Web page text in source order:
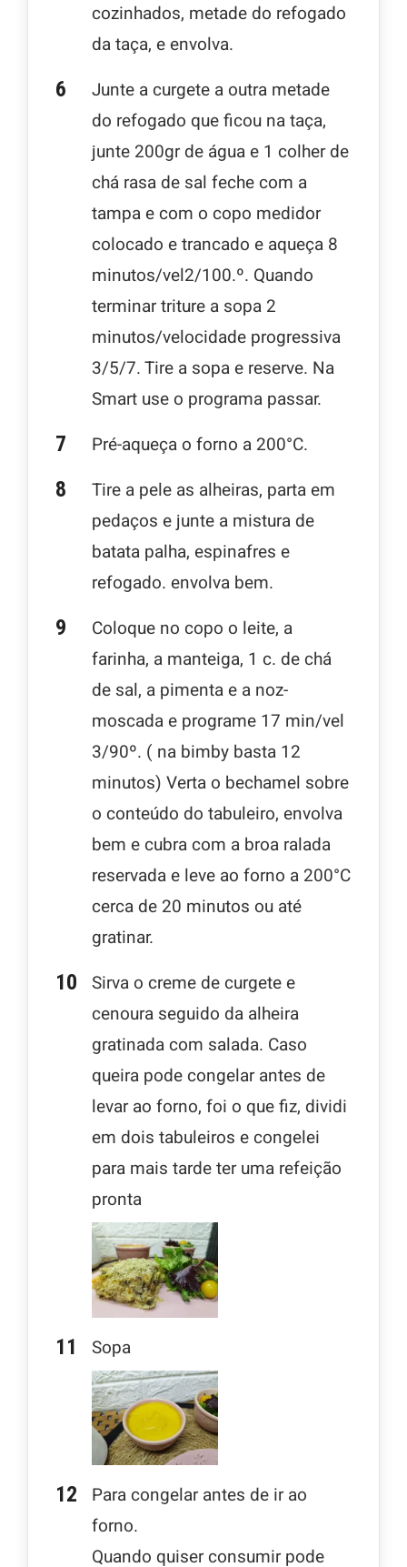
cozinhados, metade do refogado
da taça, e envolva.
Junte a curgete a outra metade
do refogado que ficou na taça,
junte 200gr de água e 1 colher de
chá rasa de sal feche com a
tampa e com o copo medidor
colocado e trancado e aqueça 8
minutos/vel2/100.º. Quando
terminar triture a sopa 2
minutos/velocidade progressiva
3/5/7. Tire a sopa e reserve. Na
Smart use o programa passar.
Pré-aqueça o forno a 200°C.
Tire a pele as alheiras, parta em
pedaços e junte a mistura de
batata palha, espinafres e
refogado. envolva bem.
Coloque no copo o leite, a
farinha, a manteiga, 1 c. de chá
de sal, a pimenta e a noz-
moscada e programe 17 min/vel
3/90º. ( na bimby basta 12
minutos) Verta o bechamel sobre
o conteúdo do tabuleiro, envolva
bem e cubra com a broa ralada
reservada e leve ao forno a 200°C
cerca de 20 minutos ou até
gratinar.
Sirva o creme de curgete e
cenoura seguido da alheira
gratinada com salada. Caso
queira pode congelar antes de
levar ao forno, foi o que fiz, dividi
em dois tabuleiros e congelei
para mais tarde ter uma refeição
pronta
Sopa
Para congelar antes de ir ao
forno.
Quando quiser consumir pode